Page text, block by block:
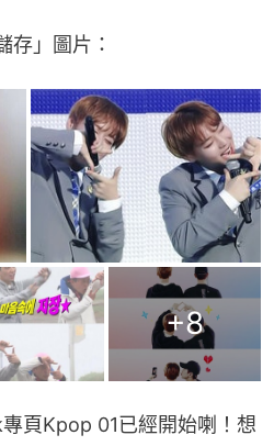
存」圖片：
+8
頁Kpop 01已經開始喇！想